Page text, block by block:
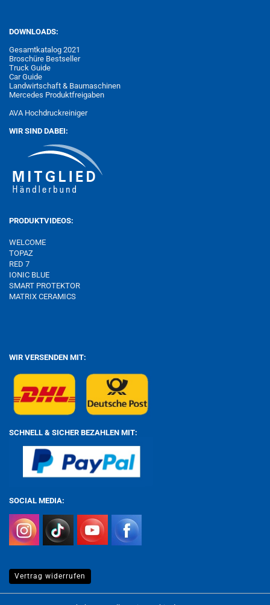
DOWNLOADS:
Gesamtkatalog 2021
Broschüre Bestseller
Truck Guide
Car Guide
Landwirtschaft & Baumaschinen
Mercedes Produktfreigaben
AVA Hochdruckreiniger
WIR SIND DABEI:
PRODUKTVIDEOS:
WELCOME
TOPAZ
RED 7
IONIC BLUE
SMART PROTEKTOR
MATRIX CERAMICS
WIR VERSENDEN MIT:
SCHNELL & SICHER BEZAHLEN MIT:
SOCIAL MEDIA:
Vertrag widerrufen